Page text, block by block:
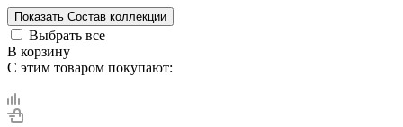
Показать Состав коллекции
Выбрать все
В корзину
С этим товаром покупают: